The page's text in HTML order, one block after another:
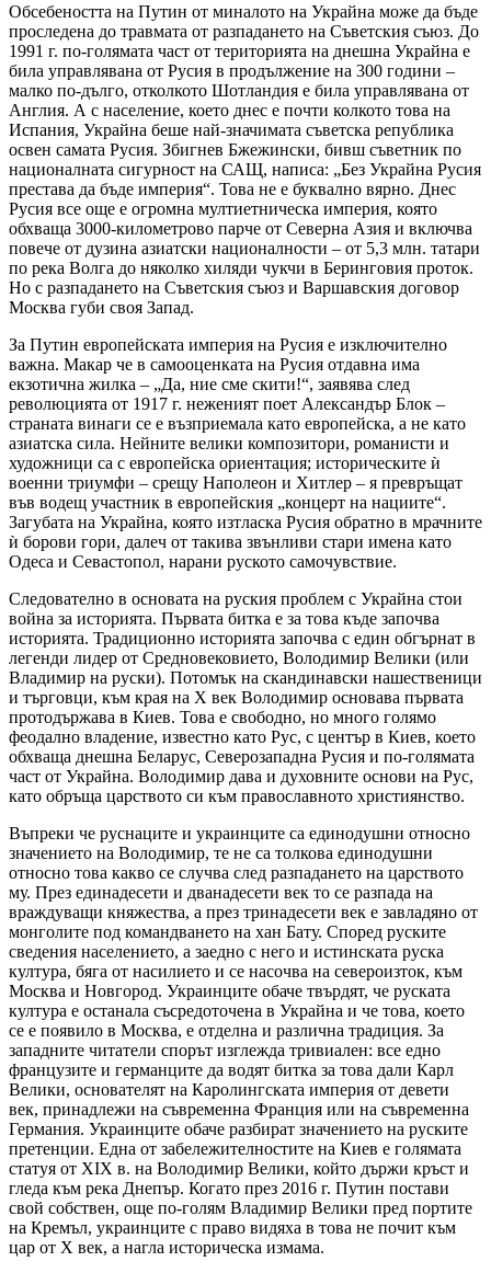
Обсебеността на Путин от миналото на Украйна може да бъде
проследена до травмата от разпадането на Съветския съюз. До
1991 г. по-голямата част от територията на днешна Украйна е
била управлявана от Русия в продължение на 300 години –
малко по-дълго, отколкото Шотландия е била управлявана от
Англия. А с население, което днес е почти колкото това на
Испания, Украйна беше най-значимата съветска република
освен самата Русия. Збигнев Бжежински, бивш съветник по
националната сигурност на САЩ, написа: „Без Украйна Русия
престава да бъде империя“. Това не е буквално вярно. Днес
Русия все още е огромна мултиетническа империя, която
обхваща 3000-километрово парче от Северна Азия и включва
повече от дузина азиатски националности – от 5,3 млн. татари
по река Волга до няколко хиляди чукчи в Беринговия проток.
Но с разпадането на Съветския съюз и Варшавския договор
Москва губи своя Запад.
За Путин европейската империя на Русия е изключително
важна. Макар че в самооценката на Русия отдавна има
екзотична жилка – „Да, ние сме скити!“, заявява след
революцията от 1917 г. неженият поет Александър Блок –
страната винаги се е възприемала като европейска, а не като
азиатска сила. Нейните велики композитори, романисти и
художници са с европейска ориентация; историческите ѝ
военни триумфи – срещу Наполеон и Хитлер – я превръщат
във водещ участник в европейския „концерт на нациите“.
Загубата на Украйна, която изтласка Русия обратно в мрачните
ѝ борови гори, далеч от такива звънливи стари имена като
Одеса и Севастопол, нарани руското самочувствие.
Следователно в основата на руския проблем с Украйна стои
война за историята. Първата битка е за това къде започва
историята. Традиционно историята започва с един обгърнат в
легенди лидер от Средновековието, Володимир Велики (или
Владимир на руски). Потомък на скандинавски нашественици
и търговци, към края на Х век Володимир основава първата
протодържава в Киев. Това е свободно, но много голямо
феодално владение, известно като Рус, с център в Киев, което
обхваща днешна Беларус, Северозападна Русия и по-голямата
част от Украйна. Володимир дава и духовните основи на Рус,
като обръща царството си към православното християнство.
Въпреки че руснаците и украинците са единодушни относно
значението на Володимир, те не са толкова единодушни
относно това какво се случва след разпадането на царството
му. През единадесети и дванадесети век то се разпада на
враждуващи княжества, а през тринадесети век е завладяно от
монголите под командването на хан Бату. Според руските
сведения населението, а заедно с него и истинската руска
култура, бяга от насилието и се насочва на североизток, към
Москва и Новгород. Украинците обаче твърдят, че руската
култура е останала съсредоточена в Украйна и че това, което
се е появило в Москва, е отделна и различна традиция. За
западните читатели спорът изглежда тривиален: все едно
французите и германците да водят битка за това дали Карл
Велики, основателят на Каролингската империя от девети
век, принадлежи на съвременна Франция или на съвременна
Германия. Украинците обаче разбират значението на руските
претенции. Една от забележителностите на Киев е голямата
статуя от XIX в. на Володимир Велики, който държи кръст и
гледа към река Днепър. Когато през 2016 г. Путин постави
свой собствен, още по-голям Владимир Велики пред портите
на Кремъл, украинците с право видяха в това не почит към
цар от Х век, а нагла историческа измама.